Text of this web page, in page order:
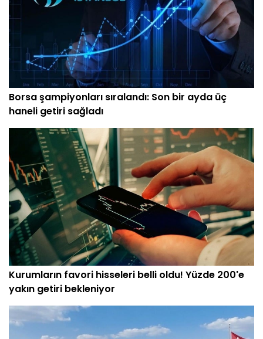
Borsa şampiyonları sıralandı: Son bir ayda üç
haneli getiri sağladı
Kurumların favori hisseleri belli oldu! Yüzde 200'e
yakın getiri bekleniyor